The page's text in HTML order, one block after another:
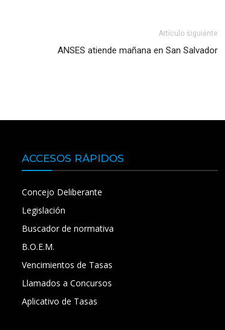
Artículo siguiente
ANSES atiende mañana en San Salvador
ACCESOS RÁPIDOS
Concejo Deliberante
Legislación
Buscador de normativa
B.O.E.M.
Vencimientos de Tasas
Llamados a Concursos
Aplicativo de Tasas